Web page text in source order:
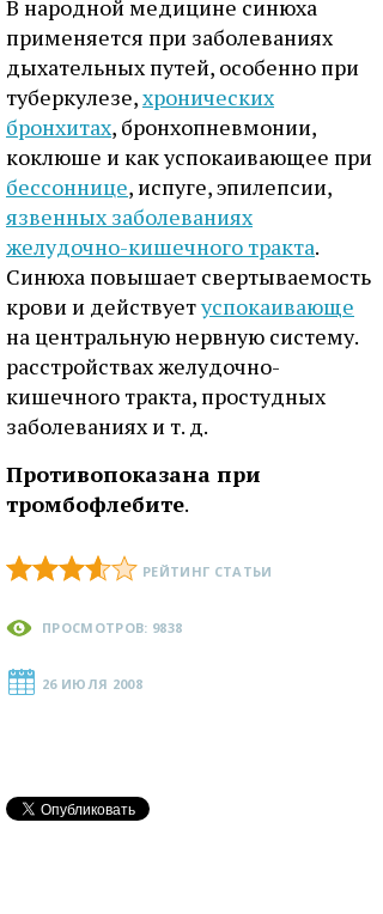
В народной медицине синюха
применяется при заболеваниях
дыхательных путей, особенно при
туберкулезе,хронических
бронхитах, бронхопневмонии,
коклюше и как успокаивающее при
бессоннице, испуге, эпилепсии,
язвенных заболеваниях
желудочно-кишечного тракта.
Синюха повышает свертываемость
крови и действуетуспокаивающе
на центральную нервную систему.
расстройствах желудочно-
кишечнoro тракта, простудных
заболеваниях и т. д.
Противопоказана при
тромбофлебите.
РЕЙТИНГ СТАТЬИ
ПРОСМОТРОВ: 9838
26 ИЮЛЯ 2008